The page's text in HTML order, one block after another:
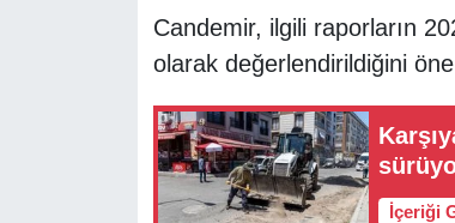
Candemir, ilgili raporların
olarak değerlendirildiğini
İçeriği